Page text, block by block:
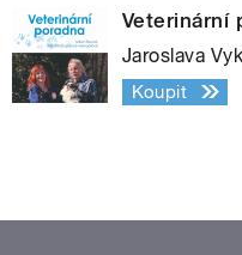
Veterinární
Jaroslava
Koupit